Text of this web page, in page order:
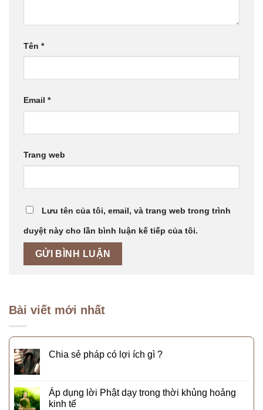
Tên *
Email *
Trang web
Lưu tên của tôi, email, và trang web trong trình
duyệt này cho lần bình luận kế tiếp của tôi.
Bài viết mới nhất
Chia sẻ pháp có lợi ích gì ?
Áp dụng lời Phật dạy trong thời khủng hoảng
kinh tế